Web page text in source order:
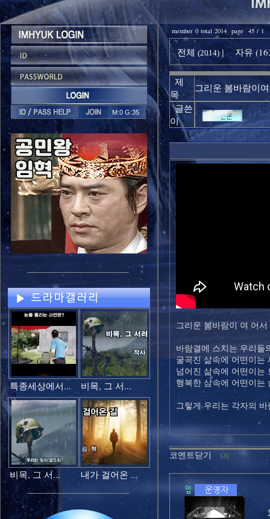
M:0 G:35
특종세상에서... 비목, 그 서...
비목, 그 서... 내가 걸어온 ...
member 0 total 2014 page 45 / 1
전체 (2014) | 자유
제
목
그리운 봄바람이
글쓴
이
그리운 봄바람이 여 어
바람결에 스치는 우리들
굴곡진 삶속에 어떤이는
넘어진 삶속에 어떤이는
행복한 삼속에 어떤이는
그렇게 우리는 각자의
코멘트닫기 (3)